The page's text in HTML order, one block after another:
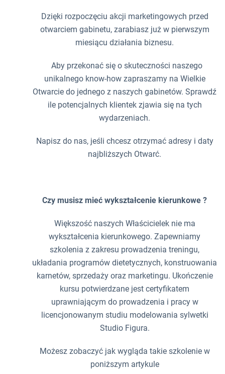
Dzięki rozpoczęciu akcji marketingowych przed
otwarciem gabinetu, zarabiasz już w pierwszym
miesiącu działania biznesu.
Aby przekonać się o skuteczności naszego
unikalnego know-how zapraszamy na Wielkie
Otwarcie do jednego z naszych gabinetów. Sprawdź
ile potencjalnych klientek zjawia się na tych
wydarzeniach.
Napisz do nas, jeśli chcesz otrzymać adresy i daty
najbliższych Otwarć.
Czy musisz mieć wykształcenie kierunkowe ?
Większość naszych Właścicielek nie ma
wykształcenia kierunkowego. Zapewniamy
szkolenia z zakresu prowadzenia treningu,
układania programów dietetycznych, konstruowania
karnetów, sprzedaży oraz marketingu. Ukończenie
kursu potwierdzane jest certyfikatem
uprawniającym do prowadzenia i pracy w
licencjonowanym studiu modelowania sylwetki
Studio Figura.
Możesz zobaczyć jak wygląda takie szkolenie w
poniższym artykule